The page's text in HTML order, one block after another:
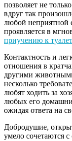
позволяет не
вдруг так
любой неприятной
проявляется в
приучению к
Контактность и
отношения в
другими
несколько
любят ходить за
любых его
ожидая ответа на
Добродушие,
умело сочетаются